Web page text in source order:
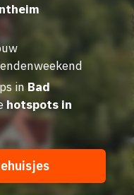
in Bad
hotspots in